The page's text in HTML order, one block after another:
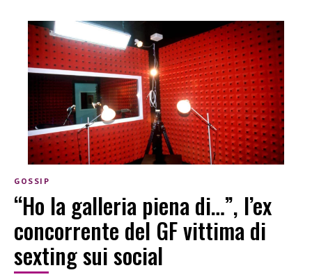
GOSSIP
“Ho la galleria piena di…”, l’ex
concorrente del GF vittima di
sexting sui social